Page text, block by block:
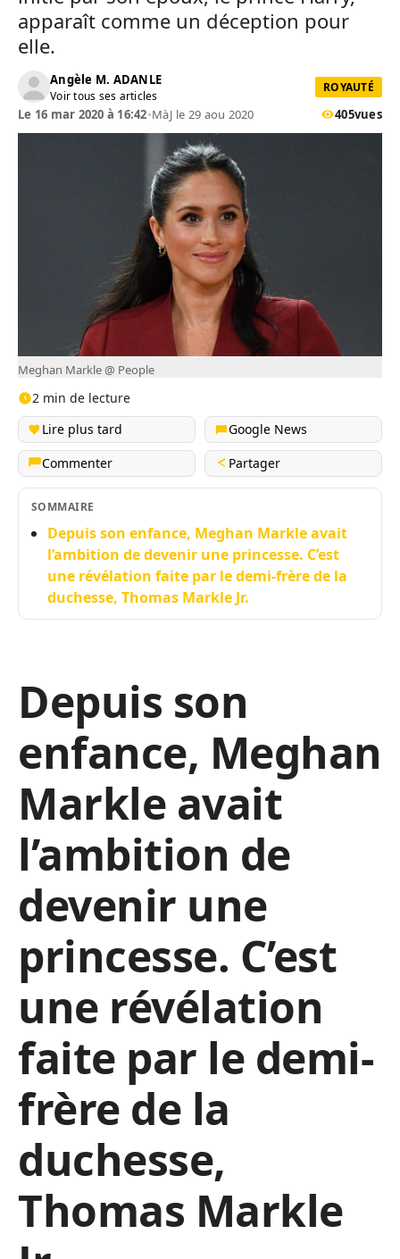
apparaît comme un déception pour
elle.
Angèle M. ADANLE
Voir tous ses articles
ROYAUTÉ
Le 16 mar 2020 à 16:42•MàJ le 29 aou 2020 405vues
Meghan Markle @ People
2 min de lecture
Lire plus tard
Google News
Commenter
Partager
SOMMAIRE
Depuis son enfance, Meghan Markle avait
l’ambition de devenir une princesse. C’est
une révélation faite par le demi-frère de la
duchesse, Thomas Markle Jr.
Depuis son
enfance, Meghan
Markle avait
l’ambition de
devenir une
princesse. C’est
une révélation
faite par le demi-
frère de la
duchesse,
Thomas Markle